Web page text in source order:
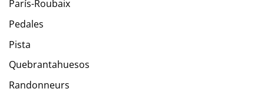
París-Roubaix
Pedales
Pista
Quebrantahuesos
Randonneurs